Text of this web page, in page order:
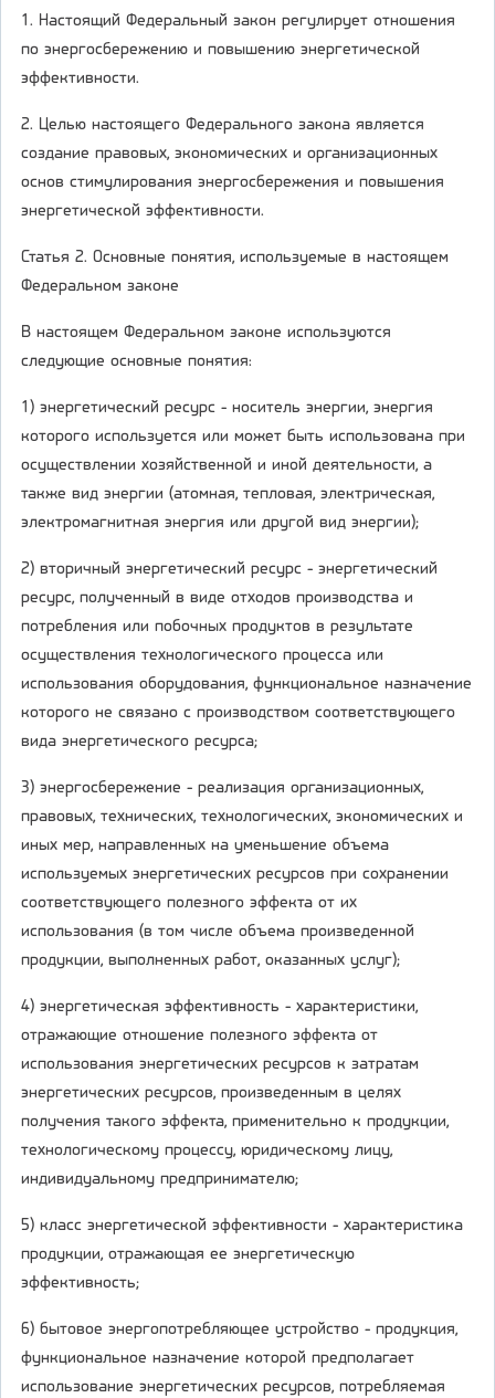
1. Настоящий Федеральный закон регулирует отношения
по энергосбережению и повышению энергетической
эффективности.
2. Целью настоящего Федерального закона является
создание правовых, экономических и организационных
основ стимулирования энергосбережения и повышения
энергетической эффективности.
Статья 2. Основные понятия, используемые в настоящем
Федеральном законе
В настоящем Федеральном законе используются
следующие основные понятия:
1) энергетический ресурс - носитель энергии, энергия
которого используется или может быть использована при
осуществлении хозяйственной и иной деятельности, а
также вид энергии (атомная, тепловая, электрическая,
электромагнитная энергия или другой вид энергии);
2) вторичный энергетический ресурс - энергетический
ресурс, полученный в виде отходов производства и
потребления или побочных продуктов в результате
осуществления технологического процесса или
использования оборудования, функциональное назначение
которого не связано с производством соответствующего
вида энергетического ресурса;
3) энергосбережение - реализация организационных,
правовых, технических, технологических, экономических и
иных мер, направленных на уменьшение объема
используемых энергетических ресурсов при сохранении
соответствующего полезного эффекта от их
использования (в том числе объема произведенной
продукции, выполненных работ, оказанных услуг);
4) энергетическая эффективность - характеристики,
отражающие отношение полезного эффекта от
использования энергетических ресурсов к затратам
энергетических ресурсов, произведенным в целях
получения такого эффекта, применительно к продукции,
технологическому процессу, юридическому лицу,
индивидуальному предпринимателю;
5) класс энергетической эффективности - характеристика
продукции, отражающая ее энергетическую
эффективность;
6) бытовое энергопотребляющее устройство - продукция,
функциональное назначение которой предполагает
использование энергетических ресурсов, потребляемая